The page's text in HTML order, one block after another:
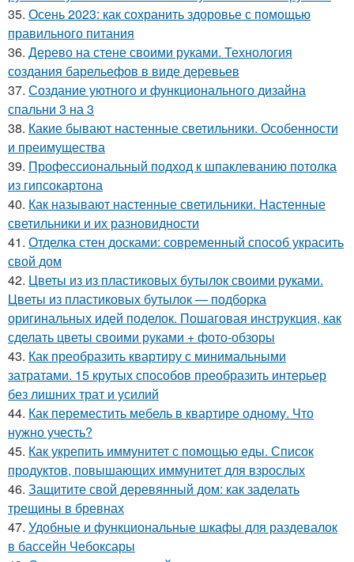
35. Осень 2023: как сохранить здоровье с помощью
правильного питания
36. Дерево на стене своими руками. Технология
создания барельефов в виде деревьев
37. Создание уютного и функционального дизайна
спальни 3 на 3
38. Какие бывают настенные светильники. Особенности
и преимущества
39. Профессиональный подход к шпаклеванию потолка
из гипсокартона
40. Как называют настенные светильники. Настенные
светильники и их разновидности
41. Отделка стен досками: современный способ украсить
свой дом
42. Цветы из из пластиковых бутылок своими руками.
Цветы из пластиковых бутылок — подборка
оригинальных идей поделок. Пошаговая инструкция, как
сделать цветы своими руками + фото-обзоры
43. Как преобразить квартиру с минимальными
затратами. 15 крутых способов преобразить интерьер
без лишних трат и усилий
44. Как переместить мебель в квартире одному. Что
нужно учесть?
45. Как укрепить иммунитет с помощью еды. Список
продуктов, повышающих иммунитет для взрослых
46. Защитите свой деревянный дом: как заделать
трещины в бревнах
47. Удобные и функциональные шкафы для раздевалок
в бассейн Чебоксары